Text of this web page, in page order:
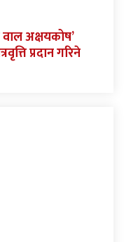
अक्षयकोष’
प्रदान गरिने